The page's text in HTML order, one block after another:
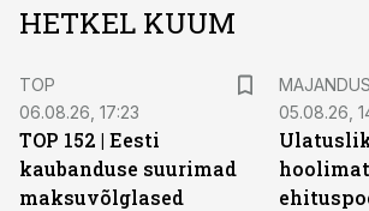
HETKEL KUUM
TOP
06.08.26, 17:23
TOP 152 | Eesti
kaubanduse suurimad
maksuvõlglased
05.08.26,